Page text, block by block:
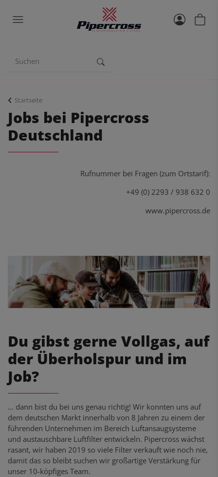
Startseite
Jobs bei Pipercross
Deutschland
Rufnummer bei Fragen (zum Ortstarif):
+49 (0) 2293 / 938 632 0
www.pipercross.de
Du gibst gerne Vollgas, auf
der Überholspur und im
Job?
… dann bist du bei uns genau richtig! Wir konnten uns auf
dem deutschen Markt innerhalb von 8 Jahren zu einem der
führenden Unternehmen im Bereich Luftansaugsysteme
und austauschbare Luftfilter entwickeln. Pipercross wächst
rasant, wir haben 2019 so viele Filter verkauft wie noch nie,
damit das so bleibt suchen wir großartige Verstärkung für
unser 10-köpfiges Team.